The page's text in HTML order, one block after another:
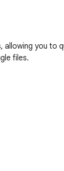
you to
files.